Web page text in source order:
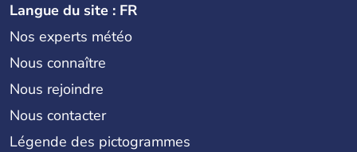
Langue du site : FR
Nos experts météo
Nous connaître
Nous rejoindre
Nous contacter
Légende des pictogrammes